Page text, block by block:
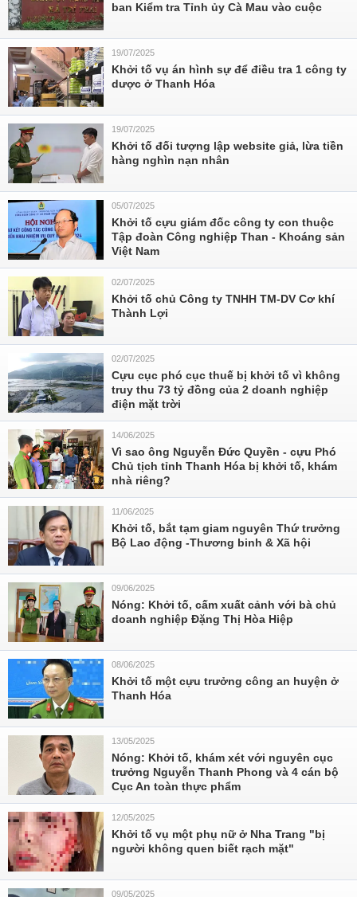
ban Kiểm tra Tỉnh ủy Cà Mau vào cuộc
19/07/2025
Khởi tố vụ án hình sự để điều tra 1 công ty
dược ở Thanh Hóa
19/07/2025
Khởi tố đối tượng lập website giả, lừa tiền
hàng nghìn nạn nhân
05/07/2025
Khởi tố cựu giám đốc công ty con thuộc
Tập đoàn Công nghiệp Than - Khoáng sản
Việt Nam
02/07/2025
Khởi tố chủ Công ty TNHH TM-DV Cơ khí
Thành Lợi
02/07/2025
Cựu cục phó cục thuế bị khởi tố vì không
truy thu 73 tỷ đồng của 2 doanh nghiệp
điện mặt trời
14/06/2025
Vì sao ông Nguyễn Đức Quyền - cựu Phó
Chủ tịch tỉnh Thanh Hóa bị khởi tố, khám
nhà riêng?
11/06/2025
Khởi tố, bắt tạm giam nguyên Thứ trưởng
Bộ Lao động -Thương binh & Xã hội
09/06/2025
Nóng: Khởi tố, cấm xuất cảnh với bà chủ
doanh nghiệp Đặng Thị Hòa Hiệp
08/06/2025
Khởi tố một cựu trưởng công an huyện ở
Thanh Hóa
13/05/2025
Nóng: Khởi tố, khám xét với nguyên cục
trưởng Nguyễn Thanh Phong và 4 cán bộ
Cục An toàn thực phẩm
12/05/2025
Khởi tố vụ một phụ nữ ở Nha Trang "bị
người không quen biết rạch mặt"
09/05/2025